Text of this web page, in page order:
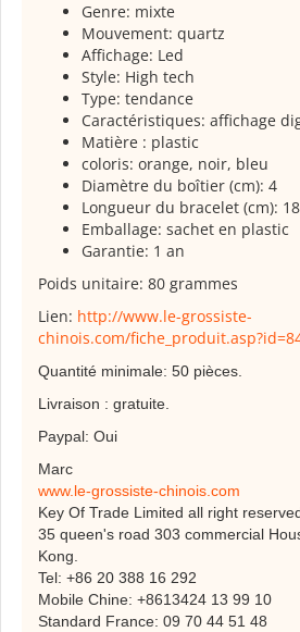
Genre: mixte
Mouvement: quartz
Affichage: Led
Style: High tech
Type: tendance
Caractéristiques: affichage
Matière : plastic
coloris: orange, noir, bleu
Diamètre du boîtier (cm): 4
Longueur du bracelet (cm): 18
Emballage: sachet en plastic
Garantie: 1 an
Poids unitaire: 80 grammes
Lien: http://www.le-grossiste-
chinois.com/
Quantité minimale: 50 pièces.
Livraison : gratuite.
Paypal: Oui
Marc
www.le-grossiste-chinois.com
Key Of Trade Limited all right
35 queen's road 303 commercial
Kong.
Tel: +86 20 388 16 292
Mobile Chine: +8613424 13 99 10
Standard France: 09 70 44 51 48